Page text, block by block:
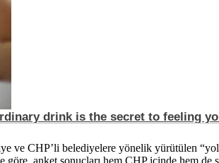
CHP’li belediyelere yönelik yürütülen